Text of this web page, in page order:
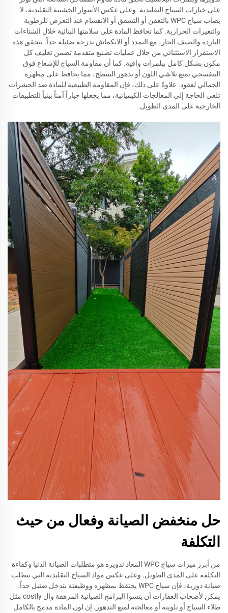
على خيارات السياج التقليدية. وعلى عكس الأسوار الخشبية التقليدية، لا
يصاب سياج WPC بالتعفن أو التشقق أو الانقسام عند التعرض للرطوبة
والتغيرات الحرارية. كما تحافظ المادة على سلامتها البنائية خلال الشتاءات
الباردة والصيف الحار، مع التمدد أو الانكماش بدرجة ضئيلة جداً. تتحقق هذه
الاستقرار الاستثنائي من خلال عمليات تصنيع متقدمة تضمن تغليف كل
مكون بشكل كامل ببلمرات واقية. كما أن مقاومة السياج للإشعاع فوق
البنفسجي تمنع تلاشي اللون أو تدهور السطح، مما يحافظ على مظهره
الجمالي لعقود. علاوةً على ذلك، فإن المقاومة الطبيعية للمادة ضد الحشرات
تلغي الحاجة إلى المعالجات الكيميائية، مما يجعلها خياراً آمناً بيئياً للتطبيقات
الخارجية على المدى الطويل.
حل منخفض الصيانة وفعال من حيث
التكلفة
من أبرز ميزات سياج WPC المعاد تدويره هو متطلبات الصيانة الدنيا وكفاءة
التكلفة على المدى الطويل. وعلى عكس مواد السياج التقليدية التي تتطلب
صيانة دورية، فإن سياج WPC يحتفظ بمظهره ووظيفته بتدخل ضئيل جداً.
يمكن لأصحاب العقارات أن ينسوا البرامج الصيانية المرهقة وال costly مثل
طلاء السياج أو تلوينه أو معالجته لمنع التدهور. إن لون المادة مدمج بالكامل